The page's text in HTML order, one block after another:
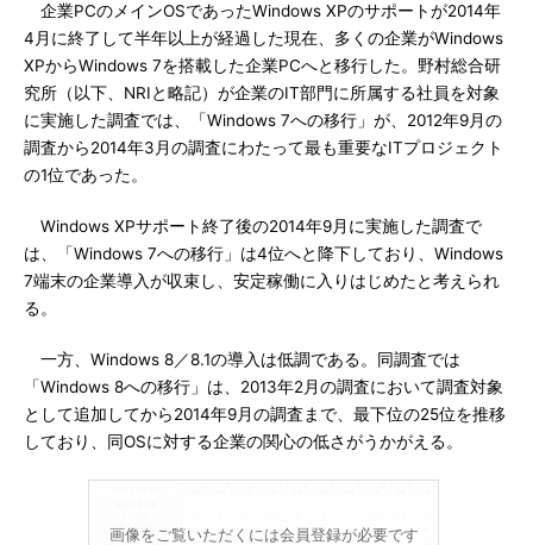
企業PCのメインOSであったWindows XPのサポートが2014年
4月に終了して半年以上が経過した現在、多くの企業がWindows
XPからWindows 7を搭載した企業PCへと移行した。野村総合研
究所（以下、NRIと略記）が企業のIT部門に所属する社員を対象
に実施した調査では、「Windows 7への移行」が、2012年9月の
調査から2014年3月の調査にわたって最も重要なITプロジェクト
の1位であった。
Windows XPサポート終了後の2014年9月に実施した調査で
は、「Windows 7への移行」は4位へと降下しており、Windows
7端末の企業導入が収束し、安定稼働に入りはじめたと考えられ
る。
一方、Windows 8／8.1の導入は低調である。同調査では
「Windows 8への移行」は、2013年2月の調査において調査対象
として追加してから2014年9月の調査まで、最下位の25位を推移
しており、同OSに対する企業の関心の低さがうかがえる。
画像をご覧いただくには会員登録が必要です